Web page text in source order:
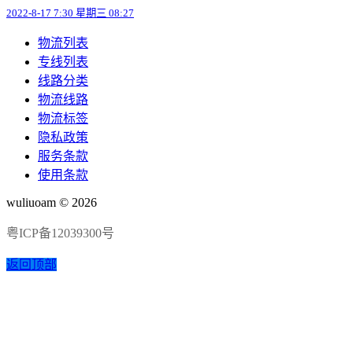
2022-8-17 7:30 星期三 08:27
物流列表
专线列表
线路分类
物流线路
物流标签
隐私政策
服务条款
使用条款
wuliuoam © 2026
粤ICP备12039300号
返回顶部